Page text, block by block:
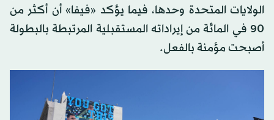
الولايات المتحدة وحدها، فيما يؤكد «فيفا» أن أكثر من
90 في المائة من إيراداته المستقبلية المرتبطة بالبطولة
أصبحت مؤمنة بالفعل.